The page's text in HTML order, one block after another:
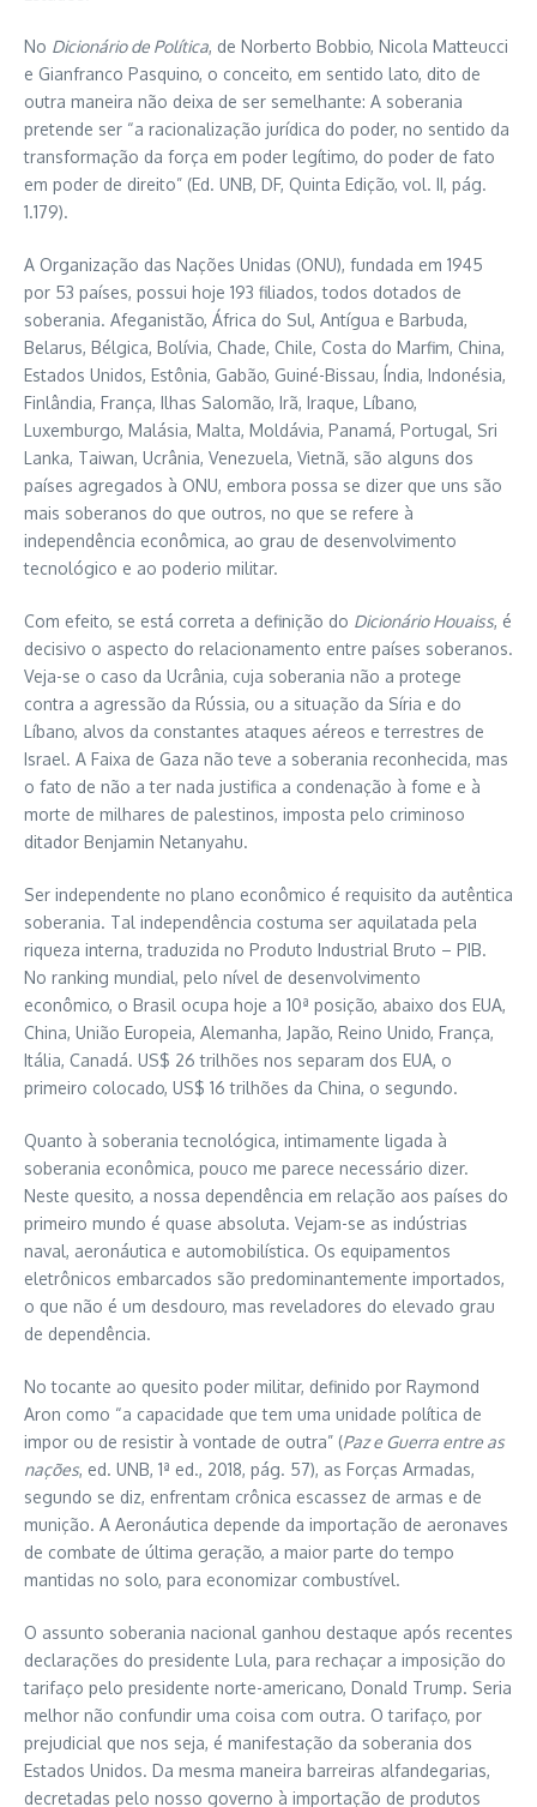
No Dicionário de Política, de Norberto Bobbio, Nicola Matteucci
e Gianfranco Pasquino, o conceito, em sentido lato, dito de
outra maneira não deixa de ser semelhante: A soberania
pretende ser “a racionalização jurídica do poder, no sentido da
transformação da força em poder legítimo, do poder de fato
em poder de direito” (Ed. UNB, DF, Quinta Edição, vol. II, pág.
1.179).
A Organização das Nações Unidas (ONU), fundada em 1945
por 53 países, possui hoje 193 filiados, todos dotados de
soberania. Afeganistão, África do Sul, Antígua e Barbuda,
Belarus, Bélgica, Bolívia, Chade, Chile, Costa do Marfim, China,
Estados Unidos, Estônia, Gabão, Guiné-Bissau, Índia, Indonésia,
Finlândia, França, Ilhas Salomão, Irã, Iraque, Líbano,
Luxemburgo, Malásia, Malta, Moldávia, Panamá, Portugal, Sri
Lanka, Taiwan, Ucrânia, Venezuela, Vietnã, são alguns dos
países agregados à ONU, embora possa se dizer que uns são
mais soberanos do que outros, no que se refere à
independência econômica, ao grau de desenvolvimento
tecnológico e ao poderio militar.
Com efeito, se está correta a definição do Dicionário Houaiss, é
decisivo o aspecto do relacionamento entre países soberanos.
Veja-se o caso da Ucrânia, cuja soberania não a protege
contra a agressão da Rússia, ou a situação da Síria e do
Líbano, alvos da constantes ataques aéreos e terrestres de
Israel. A Faixa de Gaza não teve a soberania reconhecida, mas
o fato de não a ter nada justifica a condenação à fome e à
morte de milhares de palestinos, imposta pelo criminoso
ditador Benjamin Netanyahu.
Ser independente no plano econômico é requisito da autêntica
soberania. Tal independência costuma ser aquilatada pela
riqueza interna, traduzida no Produto Industrial Bruto – PIB.
No ranking mundial, pelo nível de desenvolvimento
econômico, o Brasil ocupa hoje a 10ª posição, abaixo dos EUA,
China, União Europeia, Alemanha, Japão, Reino Unido, França,
Itália, Canadá. US$ 26 trilhões nos separam dos EUA, o
primeiro colocado, US$ 16 trilhões da China, o segundo.
Quanto à soberania tecnológica, intimamente ligada à
soberania econômica, pouco me parece necessário dizer.
Neste quesito, a nossa dependência em relação aos países do
primeiro mundo é quase absoluta. Vejam-se as indústrias
naval, aeronáutica e automobilística. Os equipamentos
eletrônicos embarcados são predominantemente importados,
o que não é um desdouro, mas reveladores do elevado grau
de dependência.
No tocante ao quesito poder militar, definido por Raymond
Aron como “a capacidade que tem uma unidade política de
impor ou de resistir à vontade de outra” (Paz e Guerra entre as
nações, ed. UNB, 1ª ed., 2018, pág. 57), as Forças Armadas,
segundo se diz, enfrentam crônica escassez de armas e de
munição. A Aeronáutica depende da importação de aeronaves
de combate de última geração, a maior parte do tempo
mantidas no solo, para economizar combustível.
O assunto soberania nacional ganhou destaque após recentes
declarações do presidente Lula, para rechaçar a imposição do
tarifaço pelo presidente norte-americano, Donald Trump. Seria
melhor não confundir uma coisa com outra. O tarifaço, por
prejudicial que nos seja, é manifestação da soberania dos
Estados Unidos. Da mesma maneira barreiras alfandegarias,
decretadas pelo nosso governo à importação de produtos